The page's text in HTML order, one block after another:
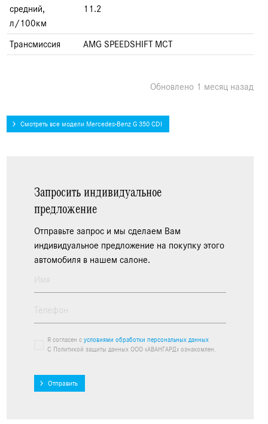
средний,
л/100км
11.2
Трансмиссия AMG SPEEDSHIFT MCT
Обновлено 1 месяц назад
Смотреть все модели Mercedes-Benz G 350 CDI
Запросить индивидуальное
предложение
Отправьте запрос и мы сделаем Вам
индивидуальное предложение на покупку этого
автомобиля в нашем салоне.
Я согласен с условиями обработки персональных данных
С Политикой защиты данных ООО «АВАНГАРД» ознакомлен.
Отправить